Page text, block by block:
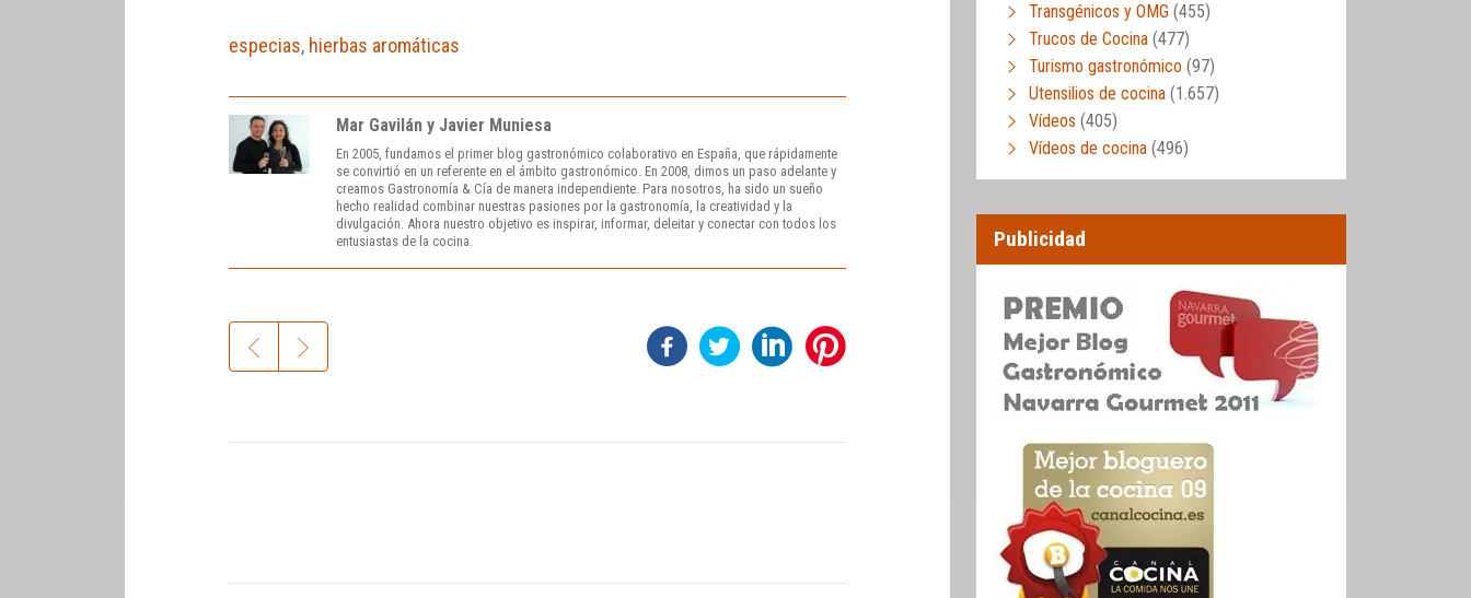
especias, hierbas aromáticas
Mar Gavilán y Javier Muniesa
En 2005, fundamos el primer blog gastronómico colaborativo en España, que rápidamente
se convirtió en un referente en el ámbito gastronómico. En 2008, dimos un paso adelante y
creamos Gastronomía & Cía de manera independiente. Para nosotros, ha sido un sueño
hecho realidad combinar nuestras pasiones por la gastronomía, la creatividad y la
divulgación. Ahora nuestro objetivo es inspirar, informar, deleitar y conectar con todos los
entusiastas de la cocina.
Transgénicos y OMG (455)
Trucos de Cocina (477)
Turismo gastronómico (97)
Utensilios de cocina (1.657)
Vídeos (405)
Vídeos de cocina (496)
Publicidad